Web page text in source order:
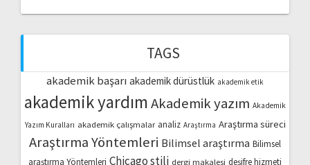
TAGS
akademik başarı akademik dürüstlük akademik etik
akademik yardımAkademik yazım Akademik
Yazım Kuralları akademik çalışmalar analiz Araştırma Araştırma süreci
Araştırma Yöntemleri Bilimsel araştırma Bilimsel
araştırma Yöntemleri Chicago stili dergi makalesi deşifre hizmeti